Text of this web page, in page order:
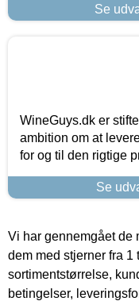
Se
WineGuys.dk er
ambition om at
for og til den rigtige
Se
Vi har gennemgået
dem med stjerner fra 1
sortimentstørrelse,
betingelser,